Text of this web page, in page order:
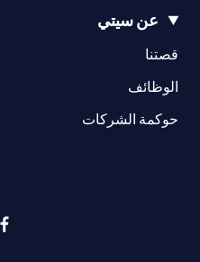
عن سيتي
قصتنا
(opens in a new tab)
الوظائف
(opens in a new tab)
حوكمة الشركات
(opens in a new tab)